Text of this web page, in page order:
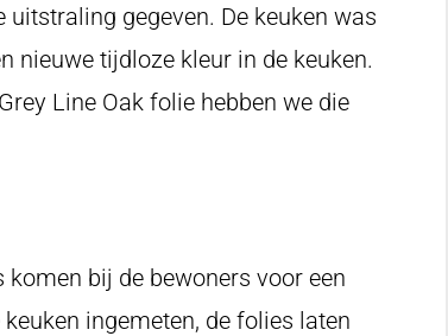
uitstraling gegeven. De keuken was
nieuwe tijdloze kleur in de keuken.
Line Oak folie hebben we die
bij de bewoners voor een
ingemeten, de folies laten